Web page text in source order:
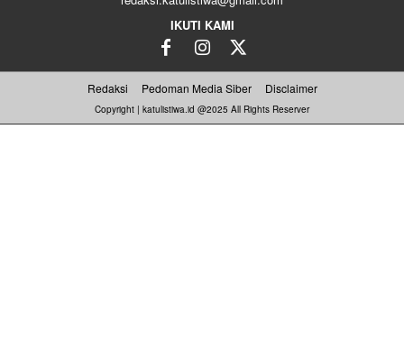
IKUTI KAMI
Redaksi Pedoman Media Siber Disclaimer
Copyright | katulistiwa.id @2025 All Rights Reserver